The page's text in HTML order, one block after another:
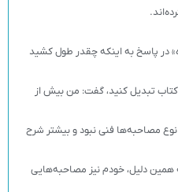
در پاسخ به اینکه چقدر طول کشید
کتاب تبدیل کنید، گفت: من بیش از
مصاحبه‌ها فنی نبود و بیشتر شرح
همین دلیل، خودم نیز مصاحبه‌هایی